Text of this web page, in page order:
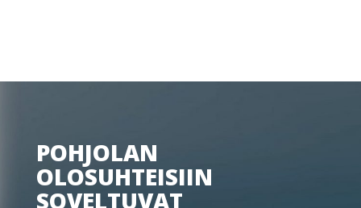
POHJOLAN
OLOSUHTEISIIN
SOVELTUVAT